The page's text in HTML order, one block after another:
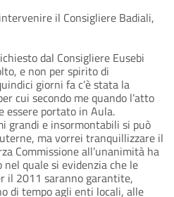
il Consigliere Badiali,
dal Consigliere Eusebi
e non per spirito di
giorni fa c’è stata la
cui secondo me quando l’atto
essere portato in Aula.
grandi e insormontabili si può
ma vorrei tranquillizzare il
Commissione all’unanimità ha
quale si evidenzia che le
il 2011 saranno garantite,
di tempo agli enti locali, alle